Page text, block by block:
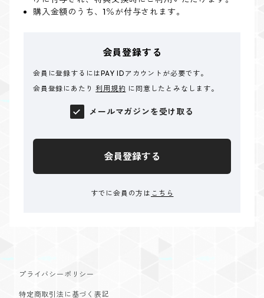
購入金額のうち、1％が付与されます。
会員登録する
会員に登録するにはPAY IDアカウントが必要です。
会員登録にあたり利用規約 に同意したとみなします。
メールマガジンを受け取る
会員登録する
すでに会員の方は こちら
プライバシーポリシー
特定商取引法に基づく表記